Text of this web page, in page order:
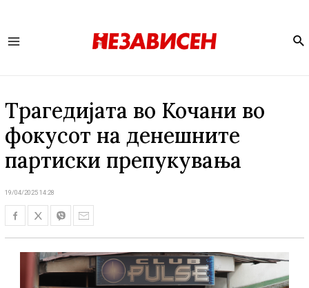
Трагедијата во Кочани во
фокусот на денешните
партиски препукувања
19/04/2025 14:28